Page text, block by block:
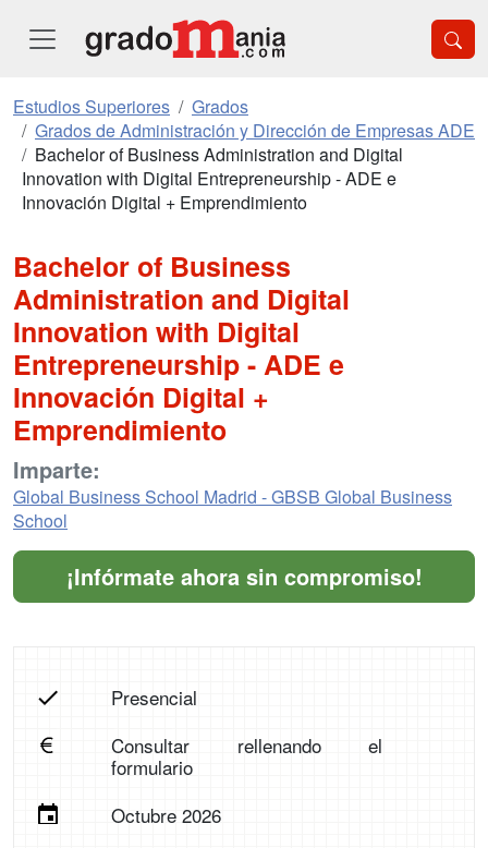
Estudios Superiores
Grados
Grados de Administración y Dirección de Empresas ADE
Bachelor of Business Administration and Digital
Innovation with Digital Entrepreneurship - ADE e
Innovación Digital + Emprendimiento
Bachelor of Business
Administration and Digital
Innovation with Digital
Entrepreneurship - ADE e
Innovación Digital +
Emprendimiento
Imparte:
Global Business School Madrid - GBSB Global Business
School
¡Infórmate ahora sin compromiso!
Presencial
Consultar rellenando el
formulario
Octubre 2026